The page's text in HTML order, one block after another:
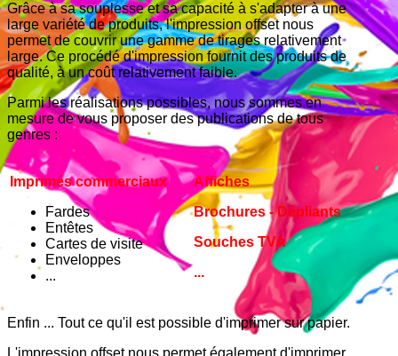
Grâce à sa souplesse et sa capacité à s'adapter à une
large variété de produits, l'impression offset nous
permet de couvrir une gamme de tirages relativement
large. Ce procédé d'impression fournit des produits de
qualité, à un coût relativement faible.
Parmi les réalisations possibles, nous sommes en
mesure de vous proposer des publications de tous
genres :
Imprimés commerciaux
Fardes
Entêtes
Cartes de visite
Enveloppes
...
Affiches
Brochures - Dépliants
Souches TVA
...
Enfin ... Tout ce qu'il est possible d'imprimer sur papier.